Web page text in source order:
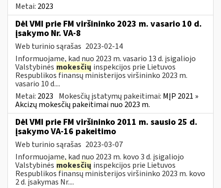
Metai: 2023
Dėl VMI prie FM viršininko 2023 m. vasario 10 d.
įsakymo Nr. VA-8
Web turinio sąrašas 2023-02-14
Informuojame, kad nuo 2023 m. vasario 13 d. įsigaliojo
Valstybinės mokesčių inspekcijos prie Lietuvos
Respublikos finansų ministerijos viršininko 2023 m.
vasario 10 d....
Metai: 2023 Mokesčių įstatymų pakeitimai: MĮP 2021 »
Akcizų mokesčių pakeitimai nuo 2023 m.
Dėl VMI prie FM viršininko 2011 m. sausio 25 d.
įsakymo VA-16 pakeitimo
Web turinio sąrašas 2023-03-07
Informuojame, kad nuo 2023 m. kovo 3 d. įsigaliojo
Valstybinės mokesčių inspekcijos prie Lietuvos
Respublikos finansų ministerijos viršininko 2023 m. kovo
2 d. įsakymas Nr....